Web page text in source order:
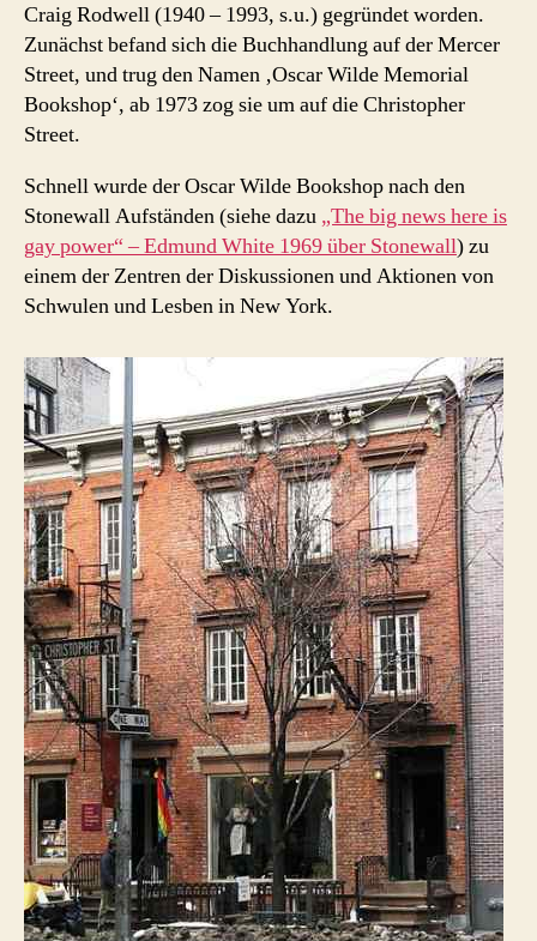
Craig Rodwell (1940 – 1993, s.u.) gegründet worden.
Zunächst befand sich die Buchhandlung auf der Mercer
Street, und trug den Namen ‚Oscar Wilde Memorial
Bookshop‘, ab 1973 zog sie um auf die Christopher
Street.
Schnell wurde der Oscar Wilde Bookshop nach den
Stonewall Aufständen (siehe dazu „The big news here is
gay power“ – Edmund White 1969 über Stonewall) zu
einem der Zentren der Diskussionen und Aktionen von
Schwulen und Lesben in New York.